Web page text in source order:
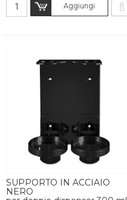
Aggiungi
SUPPORTO IN ACCIAIO
NERO